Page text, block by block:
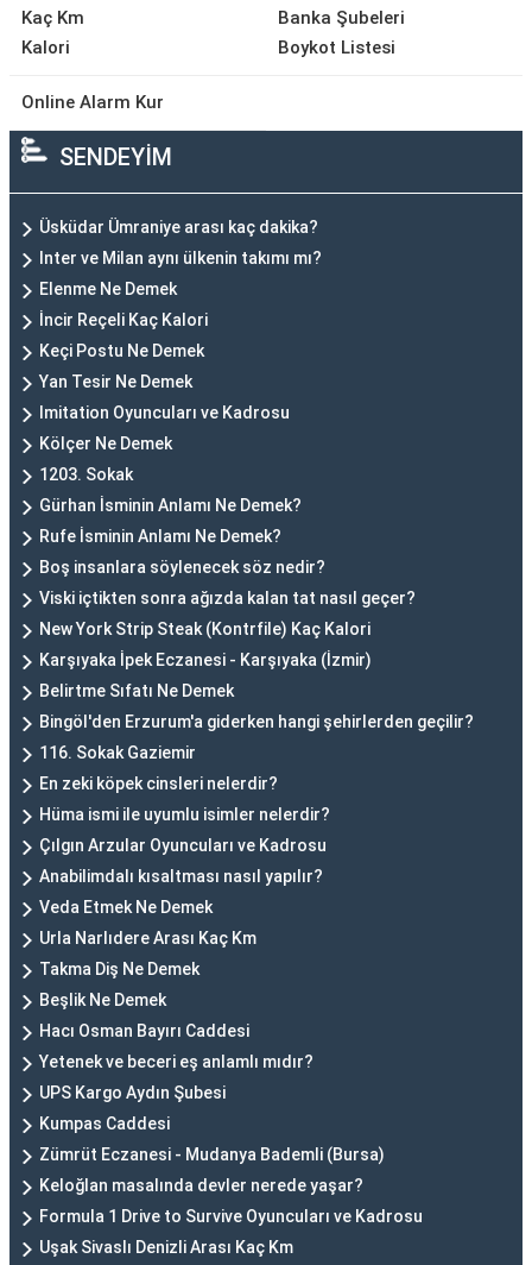
Kaç Km
Kalori
Banka Şubeleri
Boykot Listesi
Online Alarm Kur
SENDEYİM
Üsküdar Ümraniye arası kaç dakika?
Inter ve Milan aynı ülkenin takımı mı?
Elenme Ne Demek
İncir Reçeli Kaç Kalori
Keçi Postu Ne Demek
Yan Tesir Ne Demek
Imitation Oyuncuları ve Kadrosu
Kölçer Ne Demek
1203. Sokak
Gürhan İsminin Anlamı Ne Demek?
Rufe İsminin Anlamı Ne Demek?
Boş insanlara söylenecek söz nedir?
Viski içtikten sonra ağızda kalan tat nasıl geçer?
New York Strip Steak (Kontrfile) Kaç Kalori
Karşıyaka İpek Eczanesi - Karşıyaka (İzmir)
Belirtme Sıfatı Ne Demek
Bingöl'den Erzurum'a giderken hangi şehirlerden geçilir?
116. Sokak Gaziemir
En zeki köpek cinsleri nelerdir?
Hüma ismi ile uyumlu isimler nelerdir?
Çılgın Arzular Oyuncuları ve Kadrosu
Anabilimdalı kısaltması nasıl yapılır?
Veda Etmek Ne Demek
Urla Narlıdere Arası Kaç Km
Takma Diş Ne Demek
Beşlik Ne Demek
Hacı Osman Bayırı Caddesi
Yetenek ve beceri eş anlamlı mıdır?
UPS Kargo Aydın Şubesi
Kumpas Caddesi
Zümrüt Eczanesi - Mudanya Bademli (Bursa)
Keloğlan masalında devler nerede yaşar?
Formula 1 Drive to Survive Oyuncuları ve Kadrosu
Uşak Sivaslı Denizli Arası Kaç Km